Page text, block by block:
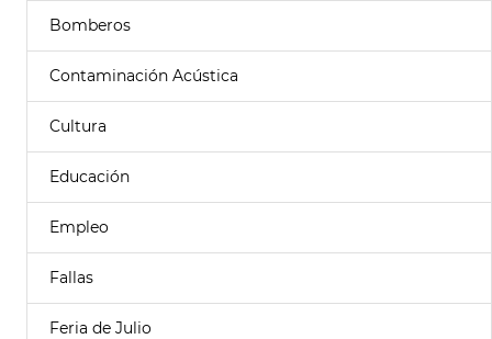
Bomberos
Contaminación Acústica
Cultura
Educación
Empleo
Fallas
Feria de Julio